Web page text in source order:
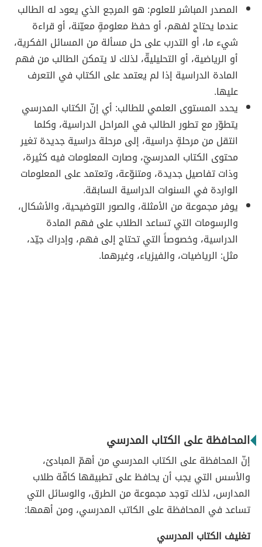
المصدر المباشر للعلوم: هو المرجع الذي يعود له الطالب
عندما يحتاج لفهم، أو حفظ معلومةٍ معيّنة، أو قراءة
شيء ما، أو التدرب على حل مسألة من المسائل الفكرية،
أو الرياضية، أو التحليليةّ، لذلك لا يتمكن الطالب من فهم
المادة الدراسية إذا لم يعتمد على الكتاب في التعرف
عليها.
يحدد المستوى العلمي للطالب: أي إنّ الكتاب المدرسي
يتطوّر مع تطور الطالب في المراحل الدراسية، وكلما
انتقل من مرحلةٍ دراسية، إلى مرحلة دراسية جديدة تغير
محتوى الكتاب المدرسيّ، وصارت المعلومات فيه كثيرة،
وذات تفاصيل جديدة، ومتنوّعة، وتعتمد على المعلومات
الواردة في السنوات الدراسية السابقة.
يوفر مجموعة من الأمثلة، والصور التوضيحية، والأشكال،
والرسومات التي تساعد الطلاب على فهم المادة
الدراسية، وخصوصاً التي تحتاج إلى فهم، وإدراك جيّد،
مثل: الرياضيات، والفيزياء، وغيرهما.
المحافظة على الكتاب المدرسي
إنّ المحافظة على الكتاب المدرسي من أهمّ المبادئ،
والأسس التي يجب أن يحافظ على تطبيقها كافّة طلاب
المدارس، لذلك توجد مجموعة من الطرق، والوسائل التي
تساعد في المحافظة على الكاتب المدرسي، ومن أهمها:
تغليف الكتاب المدرسي